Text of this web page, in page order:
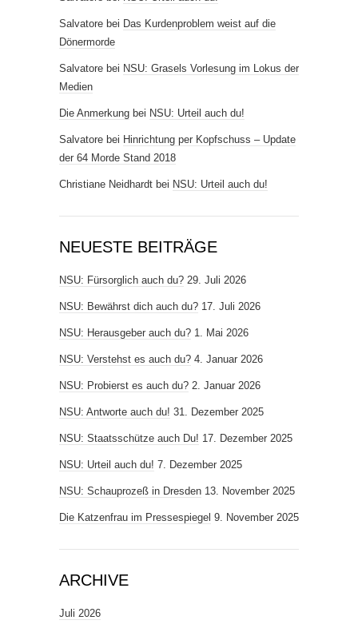
Salvatore bei Das Kurdenproblem weist auf die
Dönermorde
Salvatore bei NSU: Grasels Vorlesung im Lokus der
Medien
Die Anmerkung bei NSU: Urteil auch du!
Salvatore bei Hinrichtung per Kopfschuss – Update
der 64 Morde Stand 2018
Christiane Neidhardt bei NSU: Urteil auch du!
NEUESTE BEITRÄGE
NSU: Fürsorglich auch du? 29. Juli 2026
NSU: Bewährst dich auch du? 17. Juli 2026
NSU: Herausgeber auch du? 1. Mai 2026
NSU: Verstehst es auch du? 4. Januar 2026
NSU: Probierst es auch du? 2. Januar 2026
NSU: Antworte auch du! 31. Dezember 2025
NSU: Staatsschütze auch Du! 17. Dezember 2025
NSU: Urteil auch du! 7. Dezember 2025
NSU: Schauprozeß in Dresden 13. November 2025
Die Katzenfrau im Pressespiegel 9. November 2025
ARCHIVE
Juli 2026